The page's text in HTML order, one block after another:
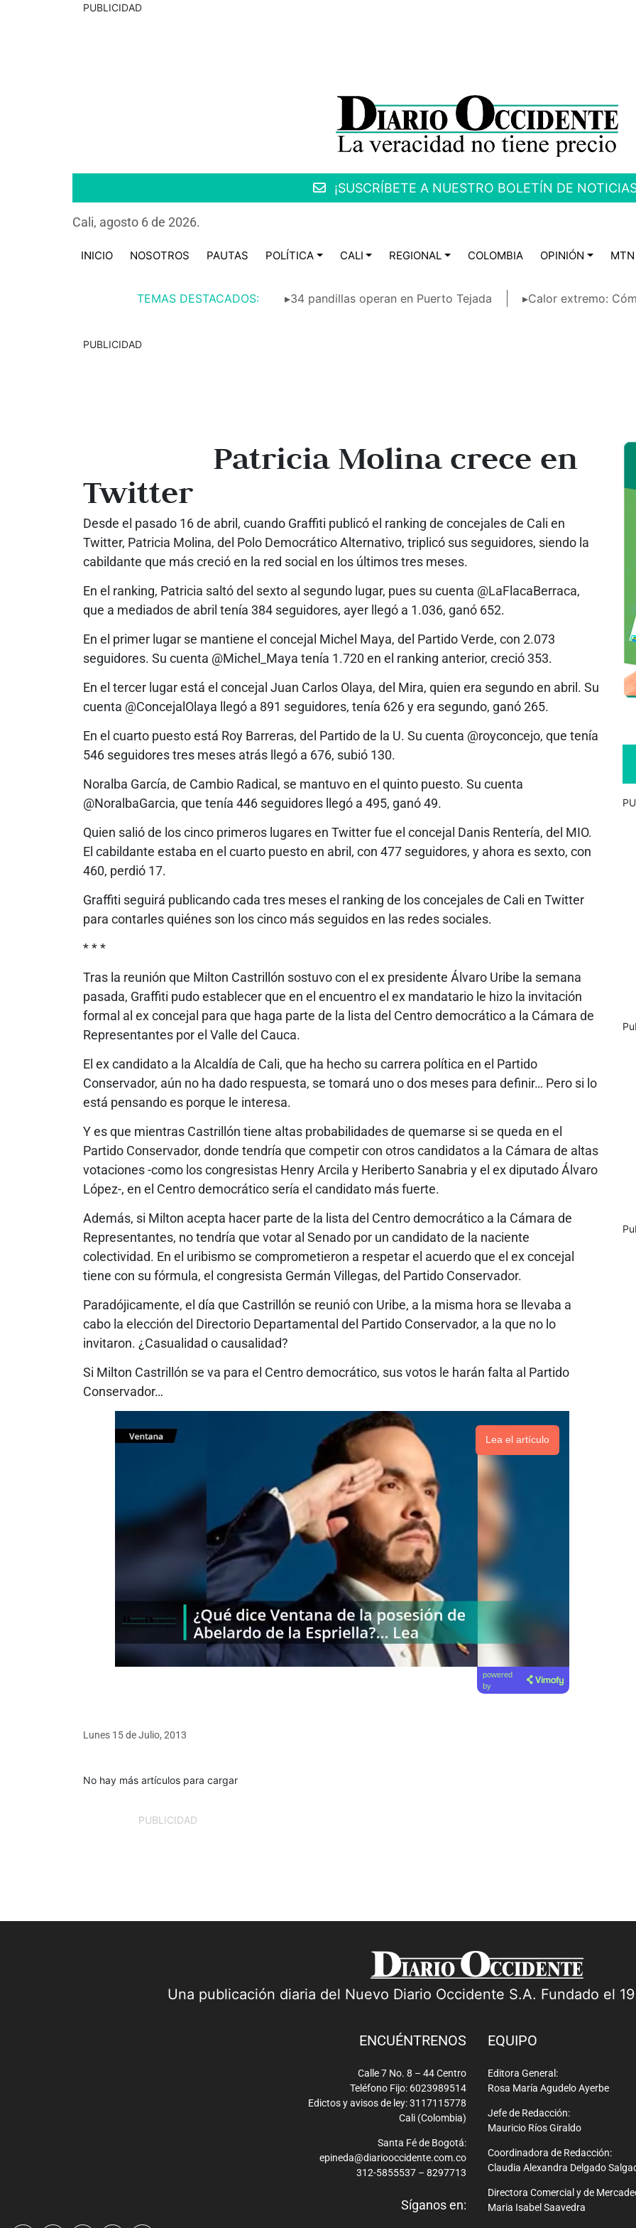
PUBLICIDAD
¡SUSCRÍBETE A NUESTRO BOLETÍN DE
Cali, agosto 6 de 2026.
INICIO NOSOTROS PAUTAS POLÍTICA CALI REGIONAL COLOMBIA OPINIÓN MTN
TEMAS DESTACADOS: ▸34 pandillas operan en Puerto Tejada ▸Calor extremo:
PUBLICIDAD
Patricia Molina crece en
Twitter
Desde el pasado 16 de abril, cuando Graffiti publicó el ranking de concejales de Cali en
Twitter, Patricia Molina, del Polo Democrático Alternativo, triplicó sus seguidores, siendo la
cabildante que más creció en la red social en los últimos tres meses.
En el ranking, Patricia saltó del sexto al segundo lugar, pues su cuenta @LaFlacaBerraca,
que a mediados de abril tenía 384 seguidores, ayer llegó a 1.036, ganó 652.
En el primer lugar se mantiene el concejal Michel Maya, del Partido Verde, con 2.073
seguidores. Su cuenta @Michel_Maya tenía 1.720 en el ranking anterior, creció 353.
En el tercer lugar está el concejal Juan Carlos Olaya, del Mira, quien era segundo en abril. Su
cuenta @ConcejalOlaya llegó a 891 seguidores, tenía 626 y era segundo, ganó 265.
En el cuarto puesto está Roy Barreras, del Partido de la U. Su cuenta @royconcejo, que tenía
546 seguidores tres meses atrás llegó a 676, subió 130.
Noralba García, de Cambio Radical, se mantuvo en el quinto puesto. Su cuenta
@NoralbaGarcia, que tenía 446 seguidores llegó a 495, ganó 49.
Quien salió de los cinco primeros lugares en Twitter fue el concejal Danis Rentería, del MIO.
El cabildante estaba en el cuarto puesto en abril, con 477 seguidores, y ahora es sexto, con
460, perdió 17.
Graffiti seguirá publicando cada tres meses el ranking de los concejales de Cali en Twitter
para contarles quiénes son los cinco más seguidos en las redes sociales.
* * *
Tras la reunión que Milton Castrillón sostuvo con el ex presidente Álvaro Uribe la semana
pasada, Graffiti pudo establecer que en el encuentro el ex mandatario le hizo la invitación
formal al ex concejal para que haga parte de la lista del Centro democrático a la Cámara de
Representantes por el Valle del Cauca.
El ex candidato a la Alcaldía de Cali, que ha hecho su carrera política en el Partido
Conservador, aún no ha dado respuesta, se tomará uno o dos meses para definir… Pero si lo
está pensando es porque le interesa.
Y es que mientras Castrillón tiene altas probabilidades de quemarse si se queda en el
Partido Conservador, donde tendría que competir con otros candidatos a la Cámara de altas
votaciones -como los congresistas Henry Arcila y Heriberto Sanabria y el ex diputado Álvaro
López-, en el Centro democrático sería el candidato más fuerte.
Además, si Milton acepta hacer parte de la lista del Centro democrático a la Cámara de
Representantes, no tendría que votar al Senado por un candidato de la naciente
colectividad. En el uribismo se comprometieron a respetar el acuerdo que el ex concejal
tiene con su fórmula, el congresista Germán Villegas, del Partido Conservador.
Paradójicamente, el día que Castrillón se reunió con Uribe, a la misma hora se llevaba a
cabo la elección del Directorio Departamental del Partido Conservador, a la que no lo
invitaron. ¿Casualidad o causalidad?
Si Milton Castrillón se va para el Centro democrático, sus votos le harán falta al Partido
Conservador…
Lea el artículo
powered
by
Lunes 15deJulio, 2013
No hay más artículos para cargar
PUBLICIDAD
Una publicación diaria del Nuevo Diario Occidente S.A. Fundado el
ENCUÉNTRENOS
Calle 7 No. 8 – 44 Centro
Teléfono Fijo: 6023989514
Edictos y avisos de ley: 3117115778
Cali (Colombia)
Santa Fé de Bogotá:
epineda@diariooccidente.com.co
312-5855537 – 8297713
Síganos en:
EQUIPO
Editora General:
Rosa María Agudelo Ayerbe
Jefe de Redacción:
Mauricio Ríos Giraldo
Coordinadora de Redacción:
Claudia Alexandra Delgado
Directora Comercial y de
Maria Isabel Saavedra